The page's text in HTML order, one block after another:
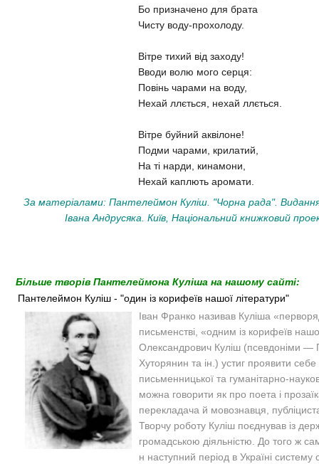
Бо призначено для брата
Чисту воду-прохолоду.
Вітре тихий від заходу!
Вводи волю мого серця:
Повінь чарами на воду,
Нехай ллється, нехай ллється.
Вітре буйний аквілоне!
Подми чарами, крилатий,
На ті нарди, кинамони,
Нехай каплють аромати.
За матеріалами: Пантелеймон Куліш. "Чорна рада".
Івана Андрусяка. Київ, Національний книжковий
Більше творів Пантелеймона Куліша на нашому сайті:
Пантелеймон Куліш - "один із корифеїв нашої літератури"
Іван Франко називав Куліша
письменстві, «одним із корифеїв
Олександрович Куліш (псевдоніми —
Хуторянин та ін.) устиг проявити
письменницької та гуманітарно-
можна говорити як про поета і
перекладача й мовознавця,
Творчу роботу Куліш поєднував із
громадською діяльністю. До того ж
н наступний період в Україні систему